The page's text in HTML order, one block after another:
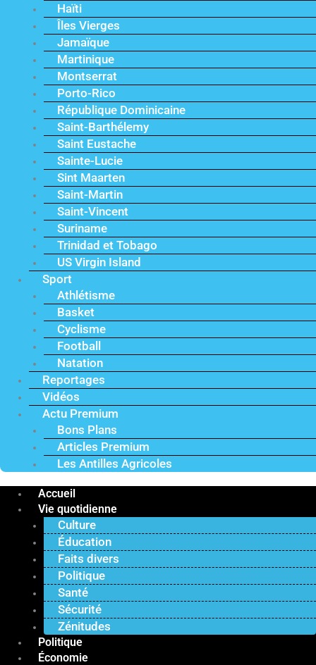
Haïti
Îles Vierges
Jamaïque
Martinique
Montserrat
Porto-Rico
République Dominicaine
Saint-Barthélemy
Saint Eustache
Sainte-Lucie
Sint Maarten
Saint-Martin
Saint-Vincent
Suriname
Trinidad et Tobago
US Virgin Island
Sport
Athlétisme
Basket
Cyclisme
Football
Natation
Reportages
Vidéos
Actu Premium
Bons Plans
Articles Premium
Les Antilles Agricoles
Accueil
Vie quotidienne
Culture
Éducation
Faits divers
Politique
Santé
Sécurité
Zénitudes
Politique
Économie